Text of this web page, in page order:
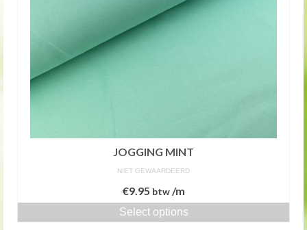
JOGGING MINT
NIET GEWAARDEERD
€9.95 btw/m
Select options